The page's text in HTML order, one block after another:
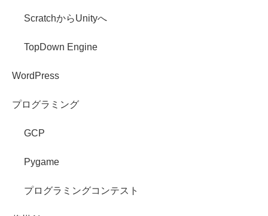
ScratchからUnityへ
TopDown Engine
WordPress
プログラミング
GCP
Pygame
プログラミングコンテスト